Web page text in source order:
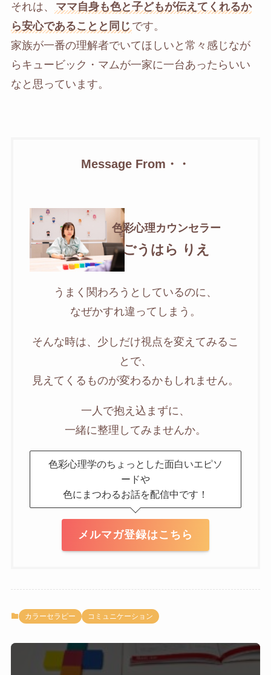
それは、
ママ自身も色と子どもが伝えてくれるか
ら安心であることと同じ です。
家族が一番の理解者でいてほしいと常々感じなが
らキュービック・マムが一家に一台あったらいい
なと思っています。
Message From・・
色彩心理カウンセラー
ごうはら りえ
うまく関わろうとしているのに、
なぜかすれ違ってしまう。
そんな時は、少しだけ視点を変えてみるこ
とで、
見えてくるものが変わるかもしれません。
一人で抱え込まずに、
一緒に整理してみませんか。
色彩心理学のちょっとした面白いエピソ
ードや
色にまつわるお話を配信中です！
メルマガ登録はこちら
カラーセラピー コミュニケーション